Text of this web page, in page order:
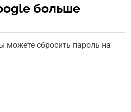
больше
можете сбросить пароль на